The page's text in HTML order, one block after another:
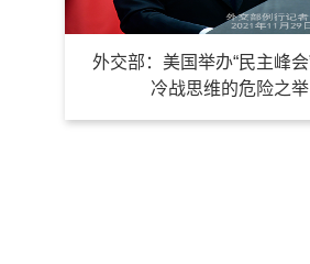
外交部：美国举办“民主峰
冷战思维的危险之举